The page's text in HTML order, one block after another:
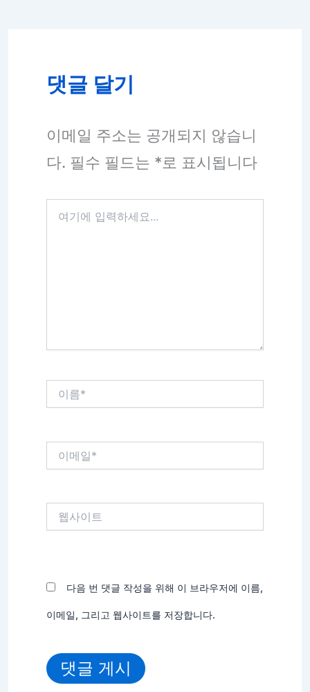
댓글 달기
이메일 주소는 공개되지 않습니
다. 필수 필드는 *로 표시됩니다
다음 번 댓글 작성을 위해 이 브라우저에 이름,
이메일, 그리고 웹사이트를 저장합니다.